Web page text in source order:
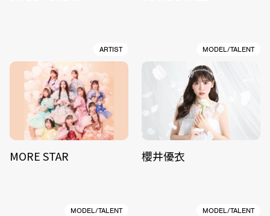
ARTIST
MORE STAR
MODEL/TALENT
櫻井優衣
MODEL/TALENT MODEL/TALENT